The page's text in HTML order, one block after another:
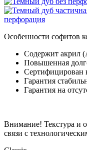
перфорация
Особенности софитов
Содержит акрил
Повышенная
Гарантия
Гарантия на
Внимание! Текстура и
связи с